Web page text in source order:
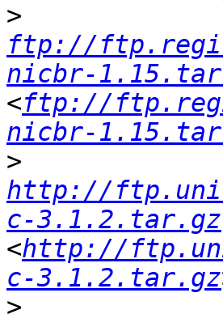
>
ftp://
nicbr-
<ftp://
nicbr-
>
http://
c-3.1.2.tar.gz
<http://
c-3.1.2.tar.gz
>